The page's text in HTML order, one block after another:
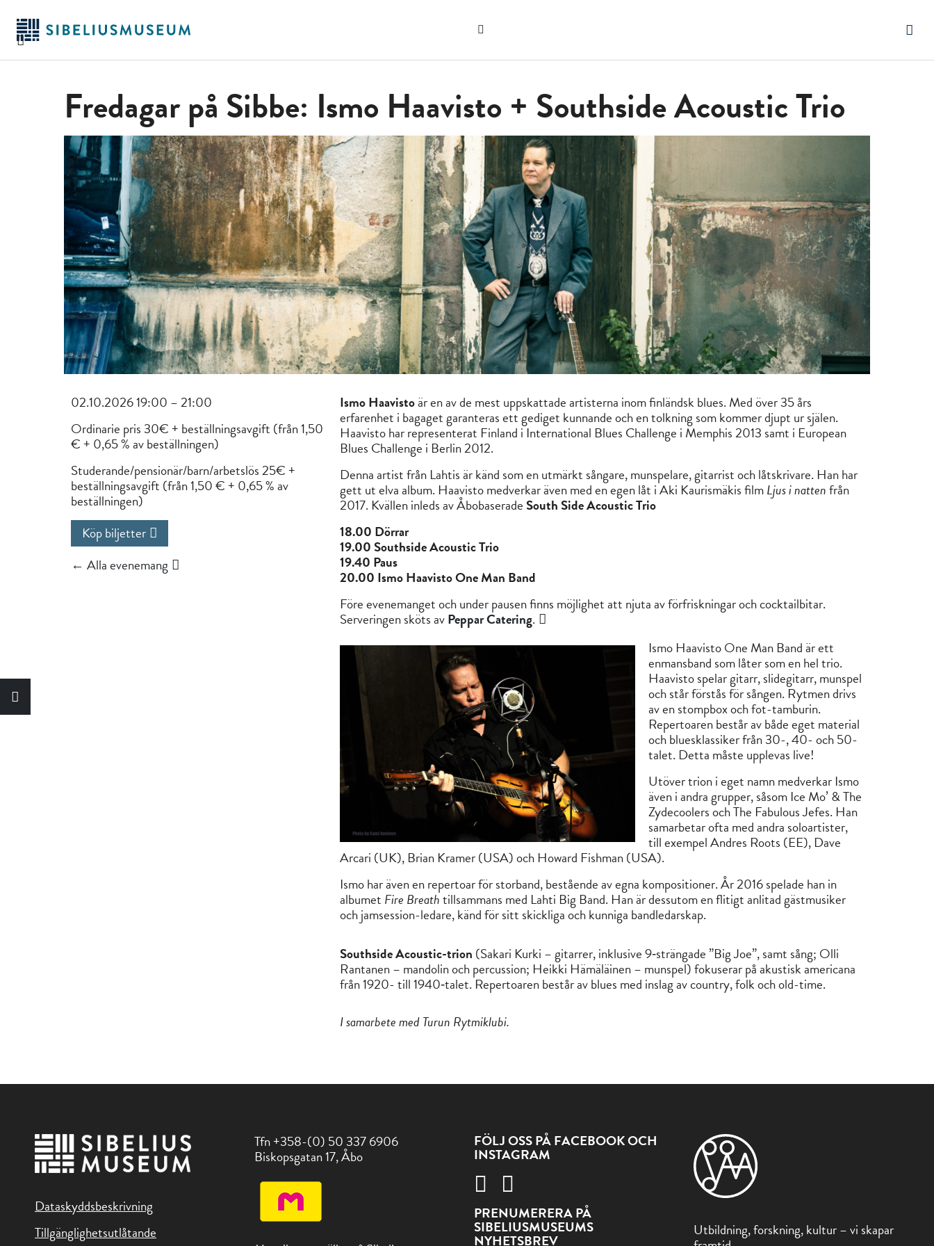
huvudinnehållet
Sök
webbplatsen
Fredagar på Sibbe: Ismo Haavisto + Southside Acoustic Trio
02.10.2026 19:00 – 21:00
Ordinarie pris 30€ + beställningsavgift (från 1,50
€ + 0,65 % av beställningen)
Studerande/pensionär/barn/arbetslös 25€ +
beställningsavgift (från 1,50 € + 0,65 % av
beställningen)
Köp biljetter
← Alla evenemang
Ismo Haavistoär en av de mest uppskattade artisterna inom finländsk blues. Med över 35 års
erfarenhet i bagaget garanteras ett gediget kunnande och en tolkning som kommer djupt ur själen.
Haavisto har representerat Finland i International Blues Challenge i Memphis 2013 samt i European
Blues Challenge i Berlin 2012.
Denna artist från Lahtis är känd som en utmärkt sångare, munspelare, gitarrist och låtskrivare. Han har
gett ut elva album. Haavisto medverkar även med en egen låt i Aki Kaurismäkis filmLjus i nattenfrån
2017. Kvällen inleds av Åbobaserade South Side Acoustic Trio
18.00 Dörrar
19.00 Southside Acoustic Trio
19.40 Paus
20.00 Ismo Haavisto One Man Band
Före evenemanget och under pausen finns möjlighet att njuta av förfriskningar och cocktailbitar.
Serveringen sköts avPeppar Catering.
Ismo Haavisto One Man Band är ett
enmansband som låter som en hel trio.
Haavisto spelar gitarr, slidegitarr, munspel
och står förstås för sången. Rytmen drivs
av en stompbox och fot-tamburin.
Repertoaren består av både eget material
och bluesklassiker från 30-, 40- och 50-
talet. Detta måste upplevas live!
Utöver trion i eget namn medverkar Ismo
även i andra grupper, såsom Ice Mo’ & The
Zydecoolers och The Fabulous Jefes. Han
samarbetar ofta med andra soloartister,
till exempel Andres Roots (EE), Dave
Arcari (UK), Brian Kramer (USA) och Howard Fishman (USA).
Ismo har även en repertoar för storband, bestående av egna kompositioner. År 2016 spelade han in
albumet Fire Breathtillsammans med Lahti Big Band. Han är dessutom en flitigt anlitad gästmusiker
och jamsession-ledare, känd för sitt skickliga och kunniga bandledarskap.
Southside Acoustic-trion (Sakari Kurki – gitarrer, inklusive 9‑strängade ”Big Joe”, samt sång; Olli
Rantanen – mandolin och percussion; Heikki Hämäläinen – munspel) fokuserar på akustisk americana
från 1920- till 1940‑talet. Repertoaren består av blues med inslag av country, folk och old-time.
I samarbete med Turun Rytmiklubi.
Dataskyddsbeskrivning
Tillgänglighetsutlåtande
Tfn +358-(0) 50 337 6906
Biskopsgatan 17, Åbo
FÖLJ OSS PÅ FACEBOOK OCH
INSTAGRAM
PRENUMERERA PÅ
SIBELIUSMUSEUMS
NYHETSBREV
Utbildning, forskning, kultur – vi skapar